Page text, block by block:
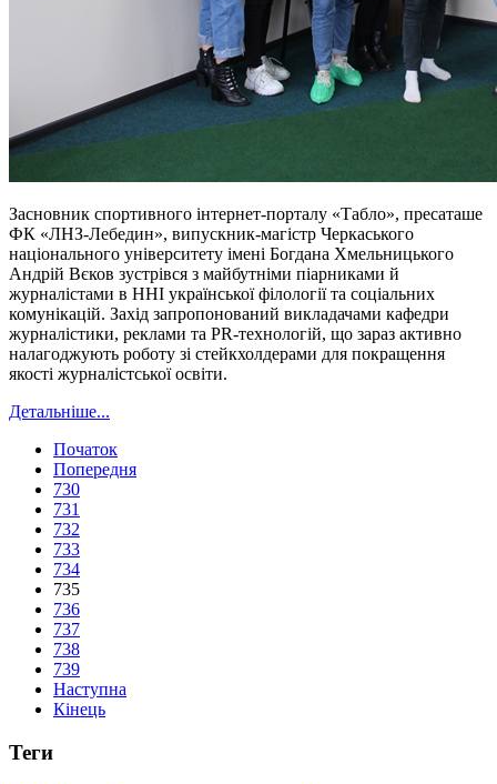
Засновник спортивного інтернет-порталу «Табло», пресаташе
ФК «ЛНЗ-Лебедин», випускник-магістр Черкаського
національного університету імені Богдана Хмельницького
Андрій Вєков зустрівся з майбутніми піарниками й
журналістами в ННІ української філології та соціальних
комунікацій. Захід запропонований викладачами кафедри
журналістики, реклами та PR-технологій, що зараз активно
налагоджують роботу зі стейкхолдерами для покращення
якості журналістської освіти.
Детальніше...
Початок
Попередня
730
731
732
733
734
735
736
737
738
739
Наступна
Кінець
Теги